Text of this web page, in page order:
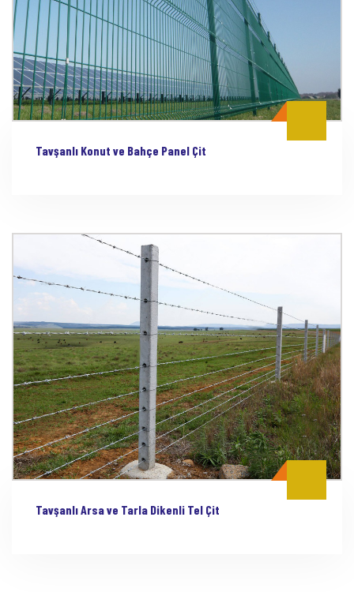
Tavşanlı Konut ve Bahçe Panel Çit
Tavşanlı Arsa ve Tarla Dikenli Tel Çit